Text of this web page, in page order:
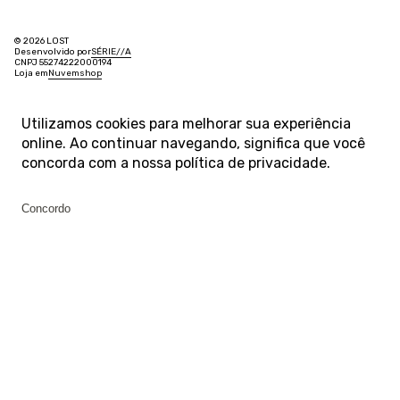
© 2026 LOST
Desenvolvido porSÉRIE//A
CNPJ 55274222000194
Loja em Nuvemshop
Utilizamos cookies para melhorar sua experiência
online. Ao continuar navegando, significa que você
concorda com a nossa política de privacidade.
Concordo